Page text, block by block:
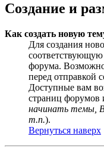
Создание и
Как создать новую
Для создания
форума.
перед отправкой
Доступные вам
страниц форумов
начинать темы,
т.п.).
Вернуться наверх